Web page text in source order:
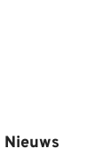
Nieuws